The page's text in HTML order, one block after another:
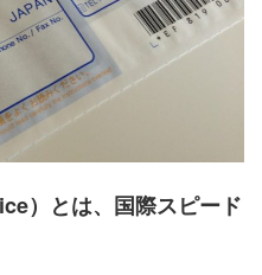
）とは、国際スピード